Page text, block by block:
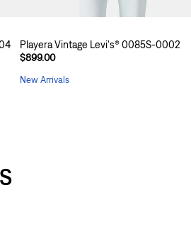
Playera Vintage Levi's® 0085S-0002
$899.00
New Arrivals